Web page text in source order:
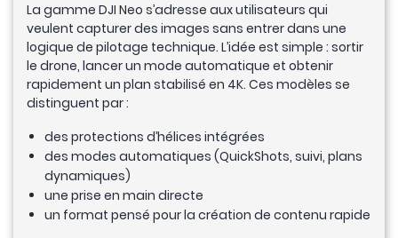
La gamme DJI Neo s’adresse aux utilisateurs qui
veulent capturer des images sans entrer dans une
logique de pilotage technique. L’idée est simple : sortir
le drone, lancer un mode automatique et obtenir
rapidement un plan stabilisé en 4K. Ces modèles se
distinguent par :
des protections d’hélices intégrées
des modes automatiques (QuickShots, suivi, plans
dynamiques)
une prise en main directe
un format pensé pour la création de contenu rapide